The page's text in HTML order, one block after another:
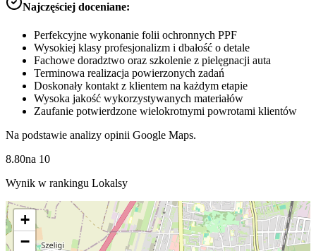
Najczęściej doceniane:
Perfekcyjne wykonanie folii ochronnych PPF
Wysokiej klasy profesjonalizm i dbałość o detale
Fachowe doradztwo oraz szkolenie z pielęgnacji auta
Terminowa realizacja powierzonych zadań
Doskonały kontakt z klientem na każdym etapie
Wysoka jakość wykorzystywanych materiałów
Zaufanie potwierdzone wielokrotnymi powrotami klientów
Na podstawie analizy opinii Google Maps.
8.80na 10
Wynik w rankingu Lokalsy
+
−